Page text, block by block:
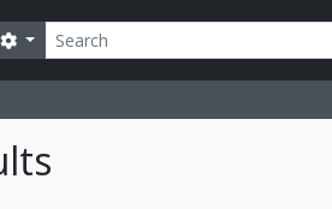
Search options